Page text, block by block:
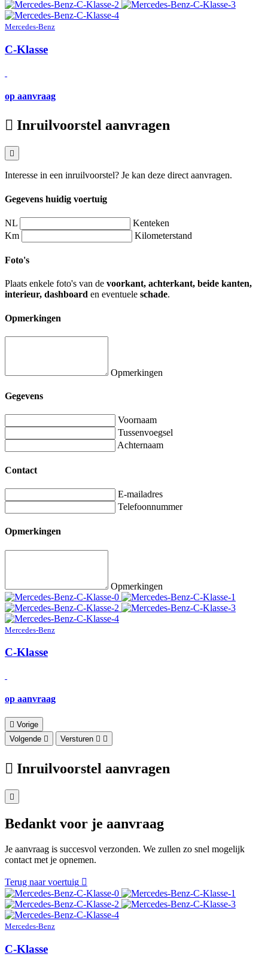
Mercedes-Benz
C-Klasse
op aanvraag
Inruilvoorstel aanvragen
Interesse in een inruilvoorstel? Je kan deze direct aanvragen.
Gegevens huidig voertuig
NL
Kenteken
Km
Kilometerstand
Foto's
Plaats enkele foto's van de voorkant, achterkant, beide kanten,
interieur, dashboard en eventuele schade.
Opmerkingen
Opmerkingen
Gegevens
Voornaam
Tussenvoegsel
Achternaam
Contact
E-mailadres
Telefoonnummer
Opmerkingen
Opmerkingen
Mercedes-Benz
C-Klasse
op aanvraag
Vorige
Volgende
Versturen
Inruilvoorstel aanvragen
Bedankt voor je aanvraag
Je aanvraag is succesvol verzonden. We zullen zo snel mogelijk
contact met je opnemen.
Terug naar voertuig
Mercedes-Benz
C-Klasse